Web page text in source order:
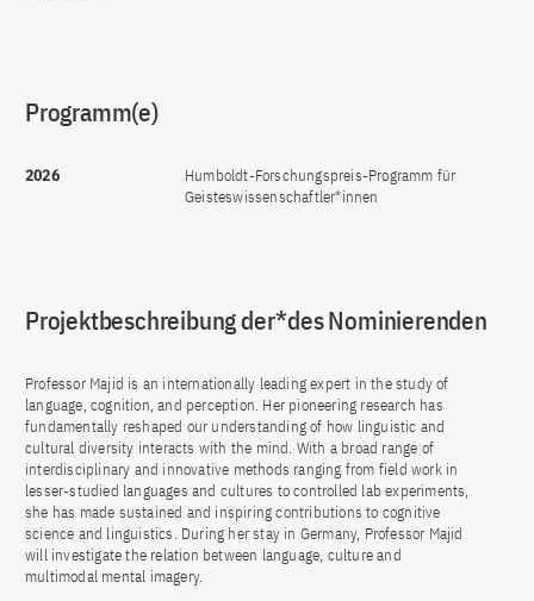
Programm(e)
2026
Humboldt-Forschungspreis-Programm für
Geisteswissenschaftler*innen
Projektbeschreibung der*des Nominierenden
Professor Majid is an internationally leading expert in the study of
language, cognition, and perception. Her pioneering research has
fundamentally reshaped our understanding of how linguistic and
cultural diversity interacts with the mind. With a broad range of
interdisciplinary and innovative methods ranging from field work in
lesser-studied languages and cultures to controlled lab experiments,
she has made sustained and inspiring contributions to cognitive
science and linguistics. During her stay in Germany, Professor Majid
will investigate the relation between language, culture and
multimodal mental imagery.